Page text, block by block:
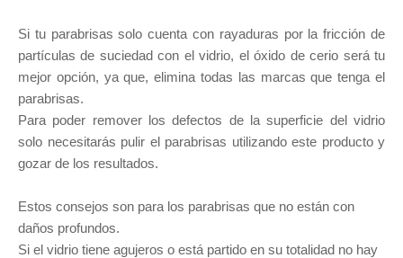
Si tu parabrisas solo cuenta con rayaduras por la fricción de
partículas de suciedad con el vidrio, el óxido de cerio será tu
mejor opción, ya que, elimina todas las marcas que tenga el
parabrisas.
Para poder remover los defectos de la superficie del vidrio
solo necesitarás pulir el parabrisas utilizando este producto y
gozar de los resultados.
Estos consejos son para los parabrisas que no están con
daños profundos.
Si el vidrio tiene agujeros o está partido en su totalidad no hay